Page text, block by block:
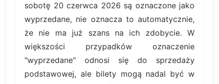
sobotę 20 czerwca 2026 są oznaczone jako
wyprzedane, nie oznacza to automatycznie,
że nie ma już szans na ich zdobycie. W
większości przypadków oznaczenie
"wyprzedane" odnosi się do sprzedaży
podstawowej, ale bilety mogą nadal być w